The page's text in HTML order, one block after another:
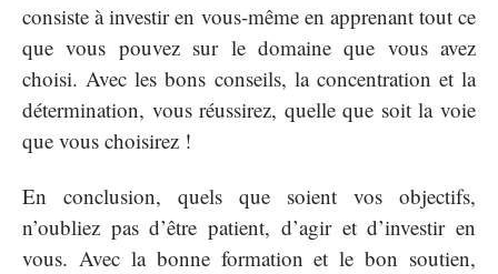
consiste à investir en vous-même en apprenant tout ce
que vous pouvez sur le domaine que vous avez
choisi. Avec les bons conseils, la concentration et la
détermination, vous réussirez, quelle que soit la voie
que vous choisirez !
En conclusion, quels que soient vos objectifs,
n’oubliez pas d’être patient, d’agir et d’investir en
vous. Avec la bonne formation et le bon soutien,